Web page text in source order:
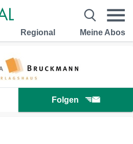
Regional Meine Abos
Folgen